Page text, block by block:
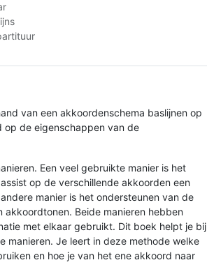
van een akkoordenschema baslijnen op
op de eigenschappen van de
Een veel gebruikte manier is het
op de verschillende akkoorden een
manier is het ondersteunen van de
Beide manieren hebben
met elkaar gebruikt. Dit boek helpt je bij
manieren. Je leert in deze methode welke
en hoe je van het ene akkoord naar